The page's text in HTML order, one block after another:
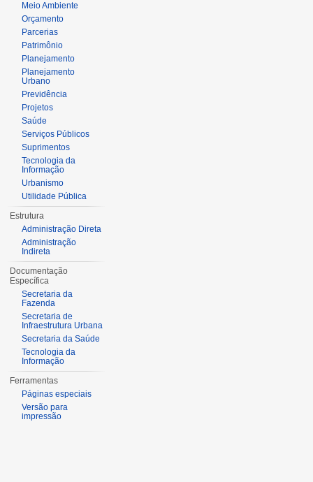
Meio Ambiente
Orçamento
Parcerias
Patrimônio
Planejamento
Planejamento
Urbano
Previdência
Projetos
Saúde
Serviços Públicos
Suprimentos
Tecnologia da
Informação
Urbanismo
Utilidade Pública
Estrutura
Administração Direta
Administração
Indireta
Documentação
Específica
Secretaria da
Fazenda
Secretaria de
Infraestrutura Urbana
Secretaria da Saúde
Tecnologia da
Informação
Ferramentas
Páginas especiais
Versão para
impressão